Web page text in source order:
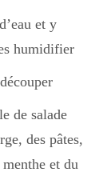
et y
humidifier
de salade
des pâtes,
et du